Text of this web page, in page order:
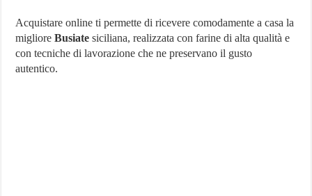
Acquistare online ti permette di ricevere comodamente a casa la
miglioreBusiate siciliana, realizzata con farine di alta qualità e
con tecniche di lavorazione che ne preservano il gusto
autentico.